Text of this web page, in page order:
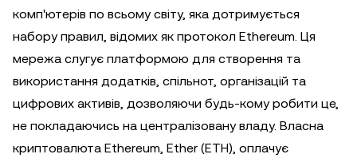
комп'ютерів по всьому світу, яка дотримується
набору правил, відомих як протокол Ethereum. Ця
мережа слугує платформою для створення та
використання додатків, спільнот, організацій та
цифрових активів, дозволяючи будь-кому робити це,
не покладаючись на централізовану владу. Власна
криптовалюта Ethereum, Ether (ETH), оплачує